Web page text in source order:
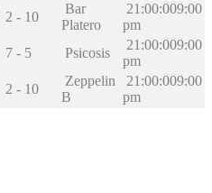
2 - 10
Bar
Platero
21:00:009:00
pm
7 - 5 Psicosis
21:00:009:00
pm
2 - 10
Zeppelin
B
21:00:009:00
pm